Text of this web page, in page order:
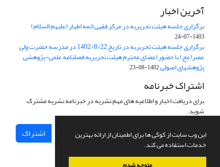
این وب سایت از کوکی ها برای اطمینان از ارائه بهترین
خدمات استفاده می کند.
آخرین اخبار
برگزاری جلسه هیئت تحریریه در مرکز فقهی ائمه اطهار (علیهم السلام)
1403-07-24
برگزاری جلسه هیئت تحریریه در تاریخ 1402/8/22 در مدرسه حضرت ولی
عصر(عج) با حضور اعضای محترم هیئت تحریریه فصلنامه علمی-پژوهشی
پژوهشهای اصولی1402-08-23
اشتراک خبرنامه
برای دریافت اخبار و اطلاعیه های مهم نشریه در خبرنامه نشریه مشترک
شوید.
اشتراک